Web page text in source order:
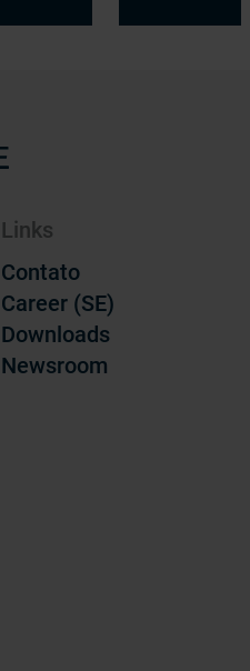
Links
Contato
Career (SE)
Downloads
Newsroom